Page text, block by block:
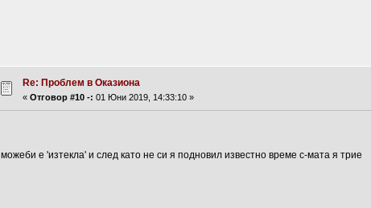
Re: Проблем в Оказиона
« Отговор #10 -: 01 Юни 2019, 14:33:10 »
можеби е 'изтекла' и след като не си я подновил известно време с-мата я трие